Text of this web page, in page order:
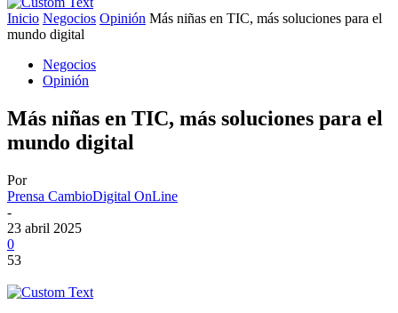
Inicio Negocios Opinión Más niñas en TIC, más soluciones para el
mundo digital
Negocios
Opinión
Más niñas en TIC, más soluciones para el
mundo digital
Por
Prensa CambioDigital OnLine
-
23 abril 2025
0
53